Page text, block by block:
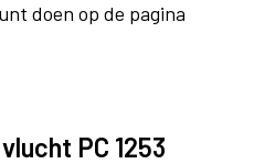
doen op de pagina
PC 1253